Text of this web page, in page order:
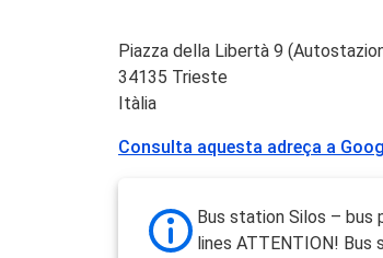
Piazza della Libertà 9
34135 Trieste
Itàlia
Consulta aquesta adreça a
Bus station Silos – bus
lines ATTENTION!